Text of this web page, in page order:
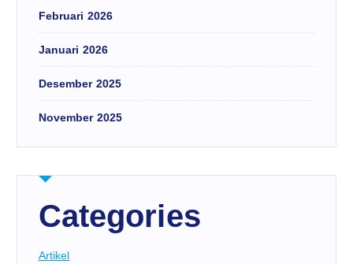
Februari 2026
Januari 2026
Desember 2025
November 2025
Categories
Artikel